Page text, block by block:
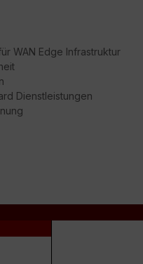
WAN Edge Infrastruktur
Dienstleistungen